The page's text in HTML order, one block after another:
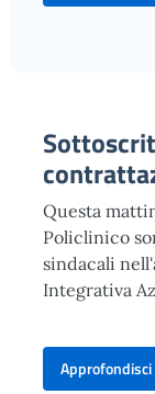
Questa
Policlinico
sindacali
Integrativa
Approfondisci